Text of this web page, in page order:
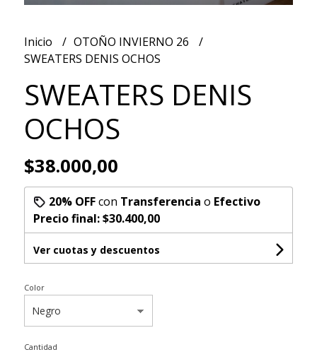
Inicio
OTOÑO INVIERNO 26
SWEATERS DENIS OCHOS
SWEATERS DENIS
OCHOS
$38.000,00
20% OFFcon Transferencia o Efectivo
Precio final:$30.400,00
Ver cuotas y descuentos
Color
Cantidad